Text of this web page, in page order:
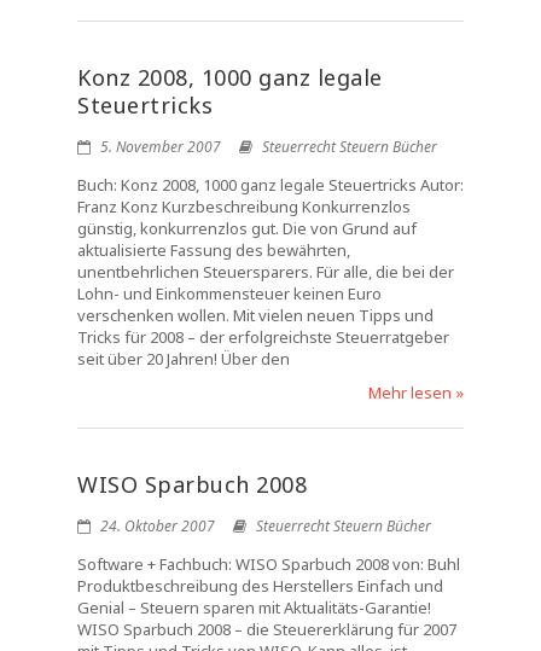
Konz 2008, 1000 ganz legale
Steuertricks
5. November 2007 Steuerrecht Steuern Bücher
Buch: Konz 2008, 1000 ganz legale Steuertricks Autor:
Franz Konz Kurzbeschreibung Konkurrenzlos
günstig, konkurrenzlos gut. Die von Grund auf
aktualisierte Fassung des bewährten,
unentbehrlichen Steuersparers. Für alle, die bei der
Lohn- und Einkommensteuer keinen Euro
verschenken wollen. Mit vielen neuen Tipps und
Tricks für 2008 – der erfolgreichste Steuerratgeber
seit über 20 Jahren! Über den
Mehr lesen »
WISO Sparbuch 2008
24. Oktober 2007 Steuerrecht Steuern Bücher
Software + Fachbuch: WISO Sparbuch 2008 von: Buhl
Produktbeschreibung des Herstellers Einfach und
Genial – Steuern sparen mit Aktualitäts-Garantie!
WISO Sparbuch 2008 – die Steuererklärung für 2007